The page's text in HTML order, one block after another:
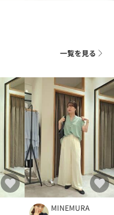
一覧を見る
MINEMURA